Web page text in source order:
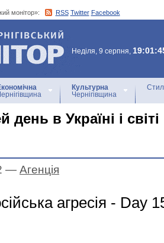
монітор»: RSS Twitter Facebook
монітор»
Неділя, 9 серпня,
Культурна
Чернігівщина
день в Україні і світі
— Агенцiя
агресія - Day